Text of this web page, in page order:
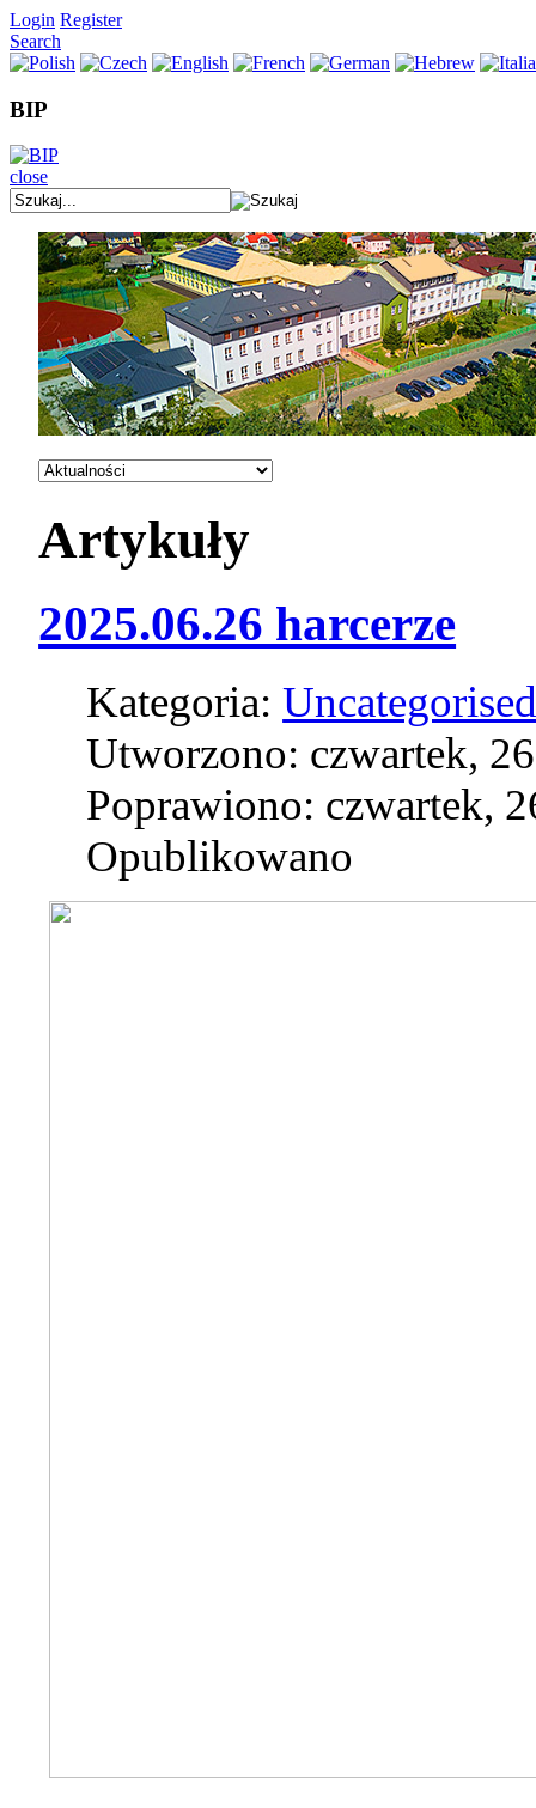
Login Register
Search
BIP
close
Artykuły
2025.06.26 harcerze
Kategoria:
Utworzono: czwartek,
Poprawiono: czwartek,
Opublikowano